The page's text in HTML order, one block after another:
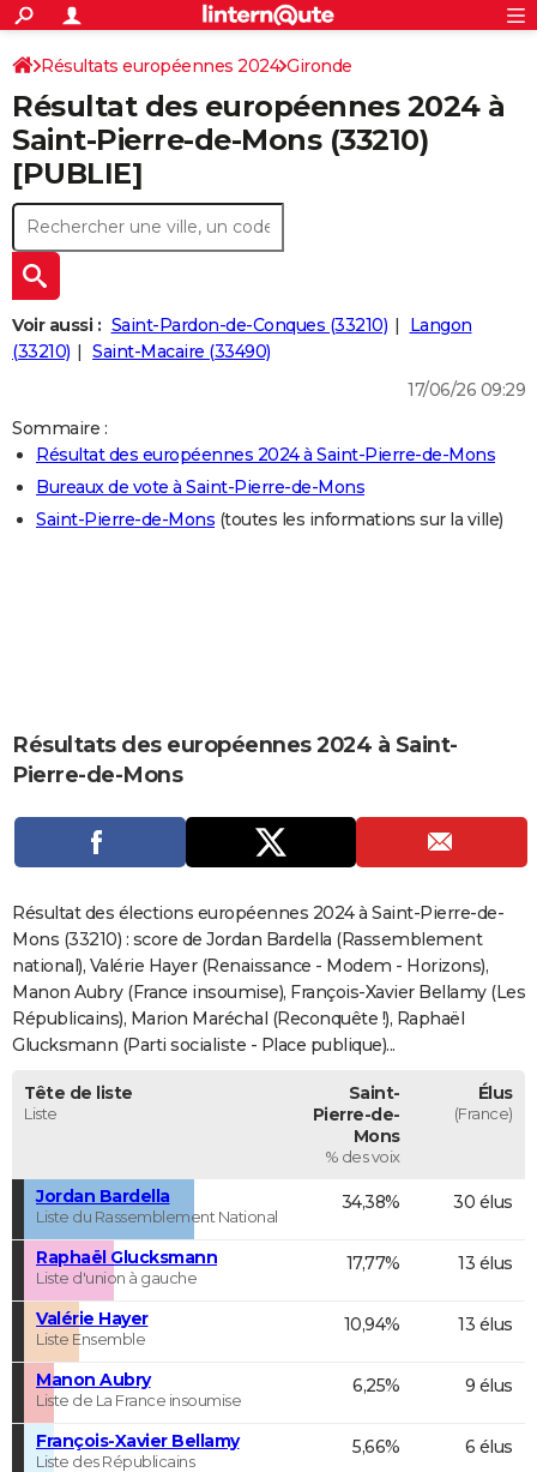
ACTUALITÉS
Politique
Société
Faits Divers
Education
Monde
Villes
+
SPORT
Coupe du monde 2026
Football
Tennis
Cyclisme
Rugby
Forum
CULTURE
Programme TV
TNT
Streaming
Cinéma
Sorties cinéma
Musique
+FINANCE
Retraite
Impôts
Epargne
Immobilier
Risques naturels par ville
Banque
Assurance
CréditAUTO
Essais
Réserver un essai
Citadines
Berlines
SUV
Forum auto
+HIGH-TECH
Mobiles
Meilleur smartphone
Internet
Ordinateurs
Jeux vidéo
Guide high-tech
+
BRICOLAGE
Forum
Aménagement intérieur
Extérieur
Cuisine
Salle de bains
Jardinage
Rangement
+
LIFESTYLE
Art de vivre
Bien-être
Loisirs
Mode
Modes de vie
SANTE
Alimentation
Guide de la santé
Maladies
Médicaments
Sommeil
VOYAGE
Carte de Noël
Carte Bonne année
Carte Saint-Valentin
Carte Pâques
Carte d'anniversaire
COPAINS D'AVANT
AVIS DE DÉCÈS
FORUM
Bricolage
Lifestyle
Culture
Sport
Auto
Television
Voyage
Cinema
S'inscrire
Connexion
Résultats européennes 2024 Gironde
Résultat des européennes 2024 à
Saint-Pierre-de-Mons (33210)
[PUBLIE]
Voir aussi : Saint-Pardon-de-Conques (33210)
Langon
(33210)
Saint-Macaire (33490)
17/06/26 09:29
Sommaire :
Résultat des européennes 2024 à Saint-Pierre-de-Mons
Bureaux de vote à Saint-Pierre-de-Mons
Saint-Pierre-de-Mons (toutes les informations sur la ville)
Résultats des européennes 2024 à Saint-
Pierre-de-Mons
Résultat des élections européennes 2024 à Saint-Pierre-de-
Mons (33210) : score de Jordan Bardella (Rassemblement
national), Valérie Hayer (Renaissance - Modem - Horizons),
Manon Aubry (France insoumise), François-Xavier Bellamy (Les
Républicains), Marion Maréchal (Reconquête !), Raphaël
Glucksmann (Parti socialiste - Place publique)...
Tête de liste
Liste
Saint-
Pierre-de-
Mons
% des voix
Élus
(France)
Jordan Bardella
Liste du Rassemblement National
34,38% 30 élus
Raphaël Glucksmann
Liste d'union à gauche
17,77% 13 élus
Valérie Hayer
Liste Ensemble
10,94% 13 élus
Manon Aubry
Liste de La France insoumise
6,25% 9 élus
François-Xavier Bellamy
Liste des Républicains
5,66% 6 élus